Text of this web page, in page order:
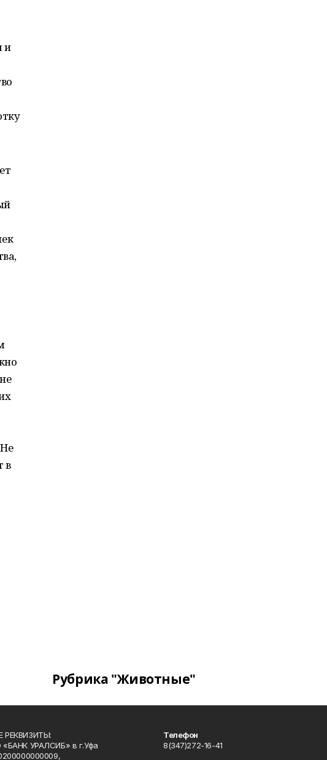
и
в
Рубрика "Животные"
РЕКВИЗИТЫ:
УРАЛСИБ» в г.Уфа
Телефон
8(347)272-16-41